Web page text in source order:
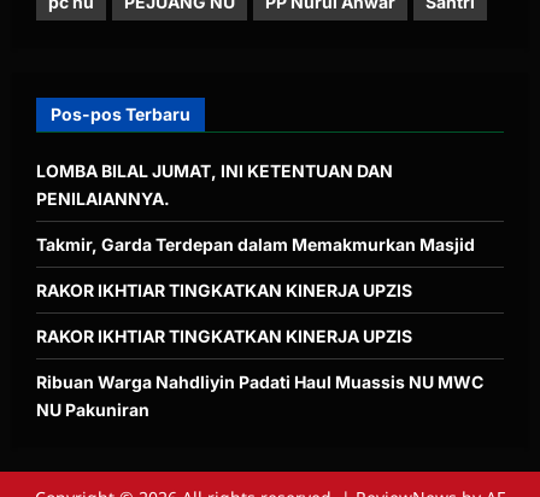
Pos-pos Terbaru
LOMBA BILAL JUMAT, INI KETENTUAN DAN
PENILAIANNYA.
Takmir, Garda Terdepan dalam Memakmurkan Masjid
RAKOR IKHTIAR TINGKATKAN KINERJA UPZIS
RAKOR IKHTIAR TINGKATKAN KINERJA UPZIS
Ribuan Warga Nahdliyin Padati Haul Muassis NU MWC
NU Pakuniran